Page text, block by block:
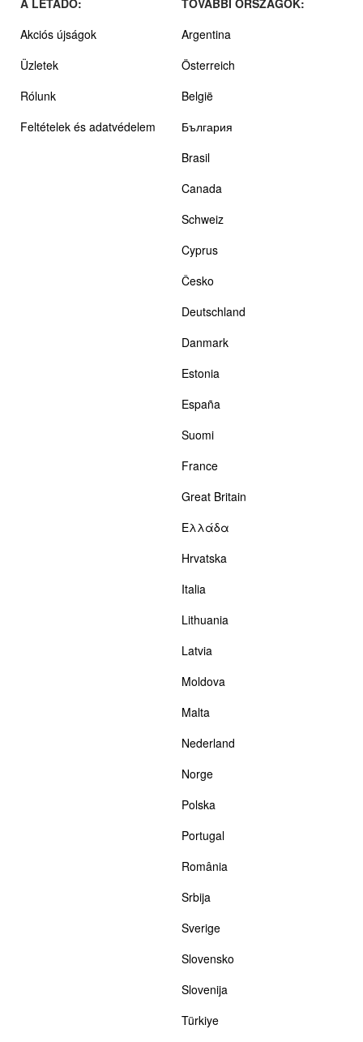
Akciós újságok
Üzletek
Rólunk
Feltételek és adatvédelem
Argentina
Österreich
België
България
Brasil
Canada
Schweiz
Cyprus
Česko
Deutschland
Danmark
Estonia
España
Suomi
France
Great Britain
Ελλάδα
Hrvatska
Italia
Lithuania
Latvia
Moldova
Malta
Nederland
Norge
Polska
Portugal
România
Srbija
Sverige
Slovensko
Slovenija
Türkiye